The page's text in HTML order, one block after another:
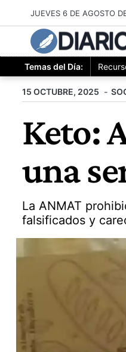
al
contenido
JUEVES 6 DE AGOSTO
Temas del Día:
15 OCTUBRE, 2025
Keto:
una
La ANMAT
falsificados y